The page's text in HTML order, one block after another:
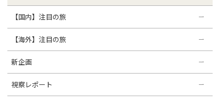
【国内】注目の旅
【海外】注目の旅
新企画
視察レポート